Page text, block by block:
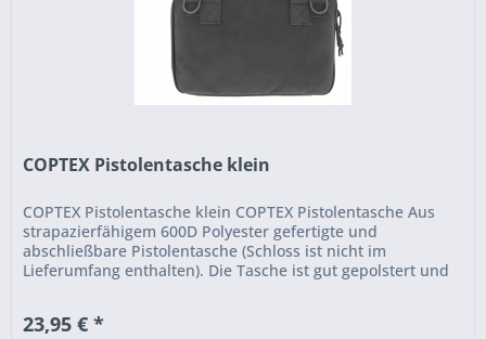
COPTEX Pistolentasche klein
COPTEX Pistolentasche klein COPTEX Pistolentasche Aus
strapazierfähigem 600D Polyester gefertigte und
abschließbare Pistolentasche (Schloss ist nicht im
Lieferumfang enthalten). Die Tasche ist gut gepolstert und
23,95 € *